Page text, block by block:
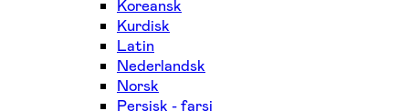
Koreansk
Kurdisk
Latin
Nederlandsk
Norsk
Persisk - farsi